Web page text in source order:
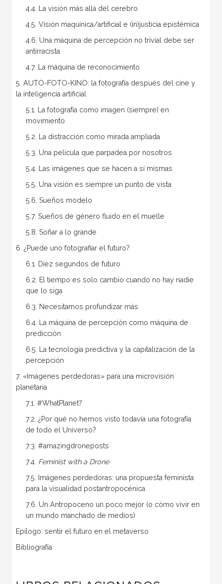
4.4. La visión más allá del cerebro
4.5. Visión maquínica/artificial e (in)justicia epistémica
4.6. Una máquina de percepción no trivial debe ser
antirracista
4.7. La máquina de reconocimiento
5. AUTO-FOTO-KINO: la fotografía después del cine y
la inteligencia artificial
5.1. La fotografía como imagen (siempre) en
movimiento
5.2. La distracción como mirada ampliada
5.3. Una película que parpadea por nosotros
5.4. Las imágenes que se hacen a sí mismas
5.5. Una visión es siempre un punto de vista
5.6. Sueños modelo
5.7. Sueños de género fluido en el muelle
5.8. Soñar a lo grande
6. ¿Puede uno fotografiar el futuro?
6.1. Diez segundos de futuro
6.2. El tiempo es solo cambio cuando no hay nadie
que lo siga
6.3. Necesitamos profundizar más
6.4. La máquina de percepción como máquina de
predicción
6.5. La tecnología predictiva y la capitalización de la
percepción
7. «Imágenes perdedoras» para una microvisión
planetaria
7.1. #WhatPlanet?
7.2. ¿Por qué no hemos visto todavía una fotografía
de todo el Universo?
7.3. #amazingdroneposts
7.4. Feminist with a Drone
7.5. Imágenes perdedoras: una propuesta feminista
para la visualidad postantropocénica
7.6. Un Antropoceno un poco mejor (o cómo vivir en
un mundo manchado de medios)
Epílogo: sentir el futuro en el metaverso
Bibliografía